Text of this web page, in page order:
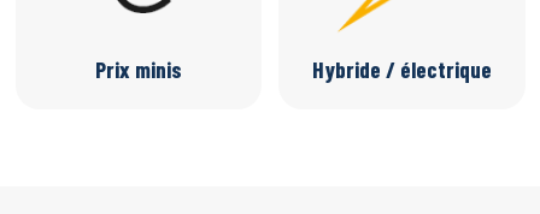
Prix minis Hybride / électrique